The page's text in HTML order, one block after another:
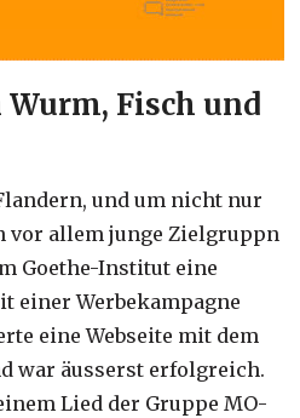
Fisch und
und um nicht nur
vor allem junge Zielgruppn
Goethe-Institut eine
einer Werbekampagne
eine Webseite mit dem
war äusserst erfolgreich.
Lied der Gruppe MO-